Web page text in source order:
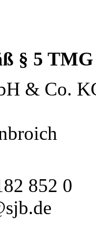
§ 5 TMG
& Co.
852 0